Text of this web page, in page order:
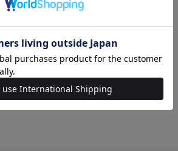
編み物
ソーイングボックス